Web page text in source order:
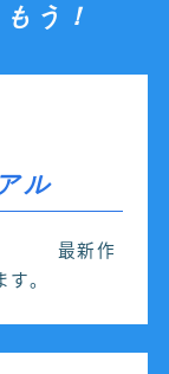
う！
ル
能 最新作
。